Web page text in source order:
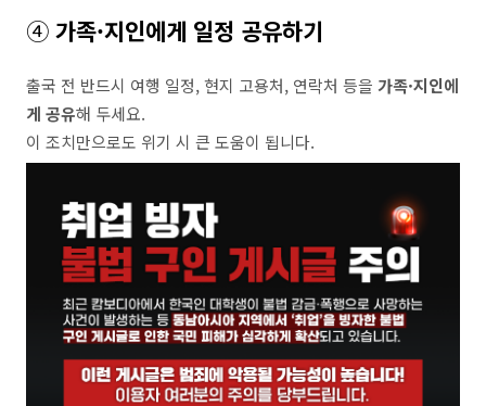
④ 가족·지인에게 일정 공유하기
출국 전 반드시 여행 일정, 현지 고용처, 연락처 등을 가족·지인에
게 공유해 두세요.
이 조치만으로도 위기 시 큰 도움이 됩니다.